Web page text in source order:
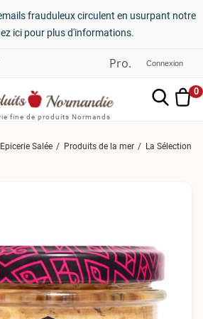
frauduleux circulent en usurpant notre
ici pour plus d'informations.
Connexion
fine de produits Normands
0
Epicerie Salée Produits de la mer La Sélection